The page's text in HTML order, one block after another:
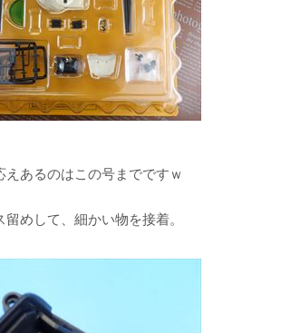
えあるのはこの号までですｗ
めして、細かい物を接着。